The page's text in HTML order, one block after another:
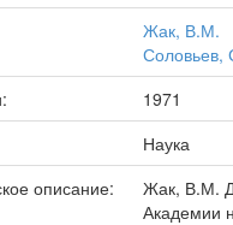
Жак, В.М.
Соловьев,
1971
Наука
описание:
Жак, В.М.
Академии